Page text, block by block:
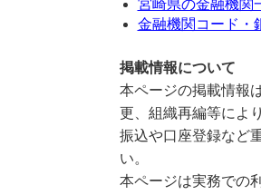
宮崎県の金融機関
金融機関コード・
掲載情報について
本ページの掲載情報
更、組織再編等によ
振込や口座登録など
い。
本ページは実務での